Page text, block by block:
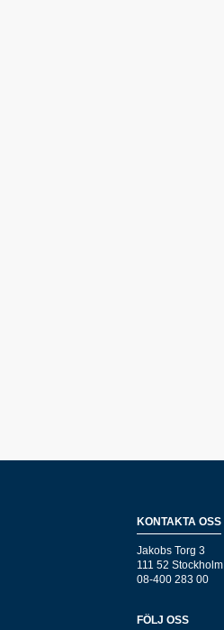
KONTAKTA OSS
Jakobs Torg 3
111 52 Stockholm
08-400 283 00
FÖLJ OSS